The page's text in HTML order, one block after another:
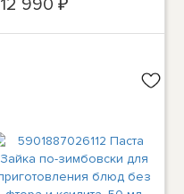
12 990 ₽